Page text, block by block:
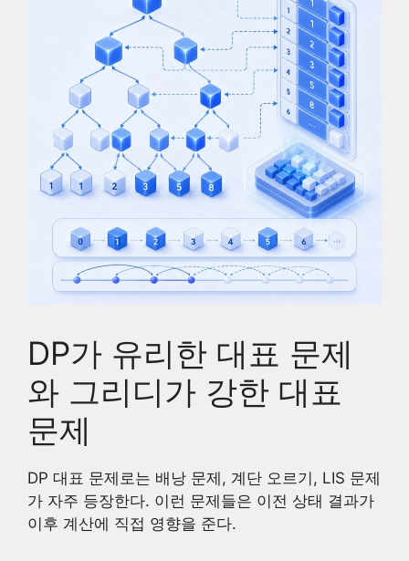
DP가 유리한 대표 문제
와 그리디가 강한 대표
문제
DP 대표 문제로는 배낭 문제, 계단 오르기, LIS 문제
가 자주 등장한다. 이런 문제들은 이전 상태 결과가
이후 계산에 직접 영향을 준다.